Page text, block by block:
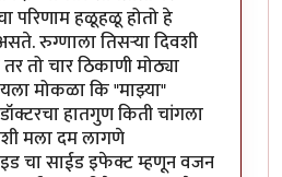
परिणाम हळूहळू होतो हे
रुग्णाला तिसऱ्या दिवशी
तो चार ठिकाणी मोठ्या
मोकळा कि "माझ्या"
हातगुण किती चांगला
मला दम लागणे
चा साईड इफेक्ट म्हणून वजन